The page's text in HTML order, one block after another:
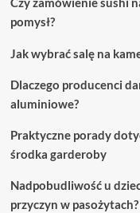
pomysł?
Jak wybrać salę na
Dlaczego producenci
aluminiowe?
Praktyczne porady
środka garderoby
Nadpobudliwość u
przyczyn w pasożytach?